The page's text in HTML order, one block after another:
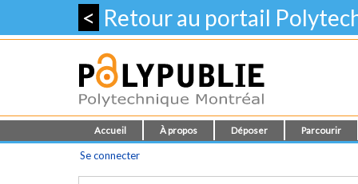
< Retour au portail
Accueil À propos Déposer Parcourir
Se connecter